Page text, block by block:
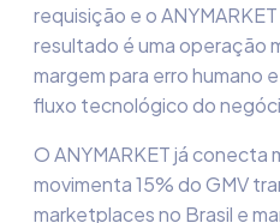
requisição e o
resultado é uma operação
margem para erro humano
fluxo tecnológico do
O ANYMARKET já conecta
movimenta 15% do GMV
marketplaces no Brasil e